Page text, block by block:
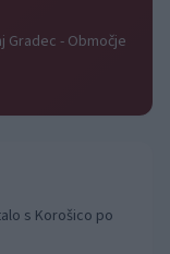
Gradec - Območje
s Korošico po